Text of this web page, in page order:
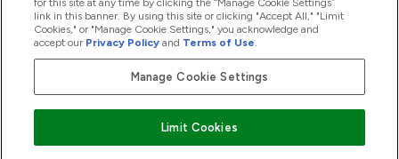
2026 The Hut.com Ltd
Pay with
for this site at any time by clicking the “Manage Cookie Settings”
link in this banner. By using this site or clicking "Accept All," "Limit
Cookies," or "Manage Cookie Settings," you acknowledge and
accept our Privacy Policy and Terms of Use.
Manage Cookie Settings
Limit Cookies